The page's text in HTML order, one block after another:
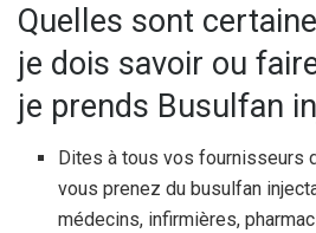
Quelles sont
je dois savoir ou
je prends Busulfan
Dites à tous vos fournisseurs
vous prenez du busulfan
médecins, infirmières,